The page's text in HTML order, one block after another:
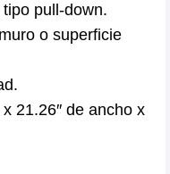
pull-down.
o superficie
21.26″ de ancho x